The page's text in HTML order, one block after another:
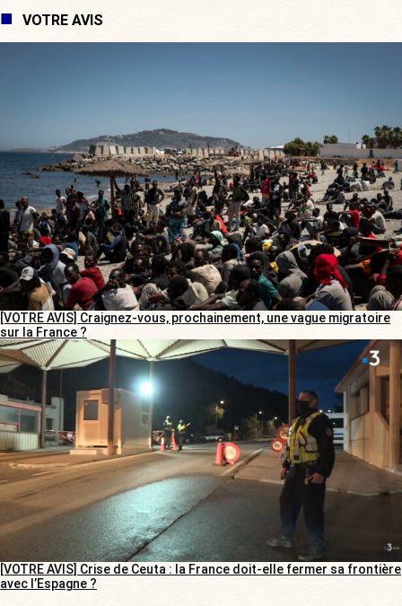
VOTRE AVIS
[VOTRE AVIS] Craignez-vous, prochainement, une vague migratoire
sur la France ?
[VOTRE AVIS] Crise de Ceuta : la France doit-elle fermer sa frontière
avec l’Espagne ?